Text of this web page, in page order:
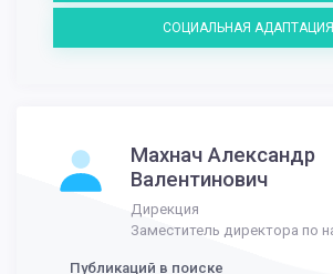
СОЦИАЛЬНАЯ АДАПТАЦИЯ
Махнач Александр
Валентинович
Дирекция
Заместитель директора по
Публикаций в поиске